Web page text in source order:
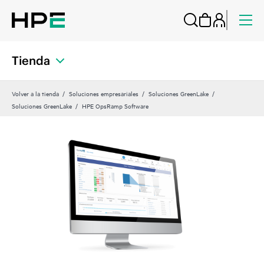
Tienda
Volver a la tienda Soluciones empresariales
Soluciones GreenLake
Soluciones GreenLake
HPE OpsRamp Software